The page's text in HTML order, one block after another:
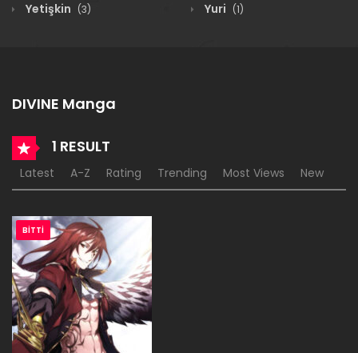
Yetişkin (3) Yuri (1)
DIVINE Manga
1 RESULT
Latest A-Z Rating Trending Most Views New
BITTI